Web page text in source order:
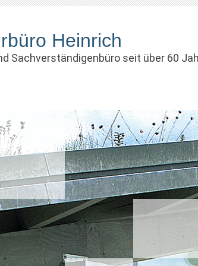
Heinrich
Sachverständigenbüro seit über 60